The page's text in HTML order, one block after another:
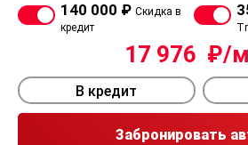
140 000 ₽ Скидка в
кредит
17 976
В кредит
Забронировать